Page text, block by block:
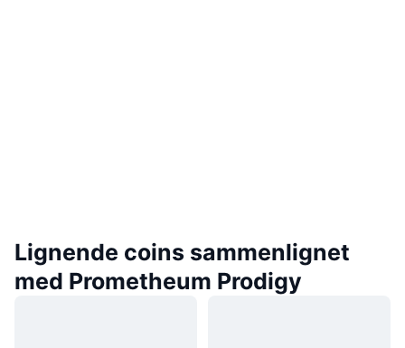
Lignende coins sammenlignet
med Prometheum Prodigy